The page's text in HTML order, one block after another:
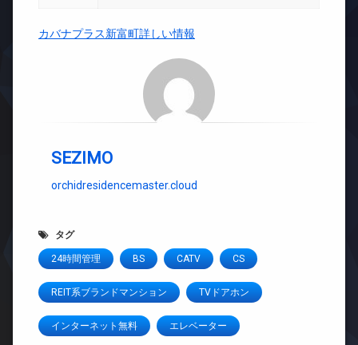
カバナプラス新富町詳しい情報
SEZIMO
orchidresidencemaster.cloud
タグ
24時間管理 BS CATV CS
REIT系ブランドマンション TVドアホン
インターネット無料 エレベーター